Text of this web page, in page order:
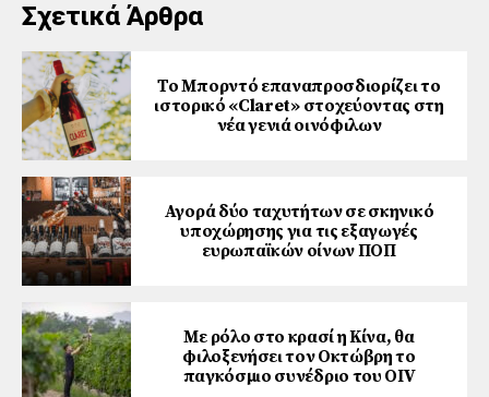
Σχετικά Άρθρα
Το Μπορντό επαναπροσδιορίζει το
ιστορικό «Claret» στοχεύοντας στη
νέα γενιά οινόφιλων
Αγορά δύο ταχυτήτων σε σκηνικό
υποχώρησης για τις εξαγωγές
ευρωπαϊκών οίνων ΠΟΠ
Με ρόλο στο κρασί η Κίνα, θα
φιλοξενήσει τον Οκτώβρη το
παγκόσμιο συνέδριο του ΟΙV